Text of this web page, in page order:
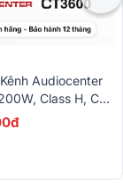
Audiocenter
Class H, Có